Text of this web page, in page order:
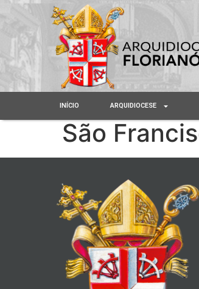
INÍCIO ARQUIDIOCESE
São